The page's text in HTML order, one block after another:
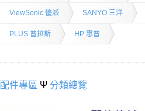
ViewSonic 優派 SANYO 三洋
PLUS 普拉斯 HP 惠普
配件專區 Ψ 分類總覽